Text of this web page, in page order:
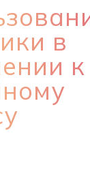
в
к